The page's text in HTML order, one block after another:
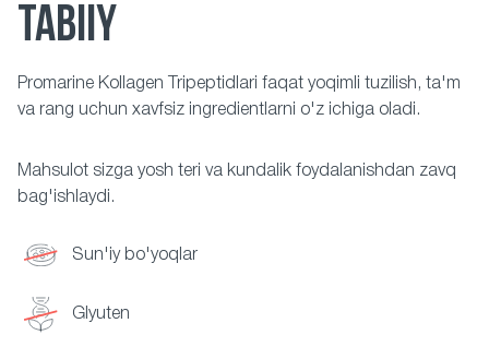
TABIIY
Promarine Kollagen Tripeptidlari faqat yoqimli tuzilish, ta'm
va rang uchun xavfsiz ingredientlarni o'z ichiga oladi.
Mahsulot sizga yosh teri va kundalik foydalanishdan zavq
bag'ishlaydi.
Sun'iy bo'yoqlar
Glyuten